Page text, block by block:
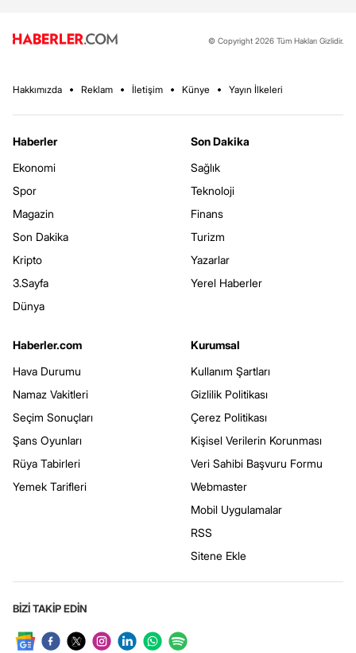
© Copyright 2026 Tüm Hakları Gizlidir.
Hakkımızda Reklam İletişim Künye Yayın İlkeleri
Haberler
Ekonomi
Spor
Magazin
Son Dakika
Kripto
3.Sayfa
Dünya
Son Dakika
Sağlık
Teknoloji
Finans
Turizm
Yazarlar
Yerel Haberler
Haberler.com
Hava Durumu
Namaz Vakitleri
Seçim Sonuçları
Şans Oyunları
Rüya Tabirleri
Yemek Tarifleri
Kurumsal
Kullanım Şartları
Gizlilik Politikası
Çerez Politikası
Kişisel Verilerin Korunması
Veri Sahibi Başvuru Formu
Webmaster
Mobil Uygulamalar
RSS
Sitene Ekle
BİZİ TAKİP EDİN